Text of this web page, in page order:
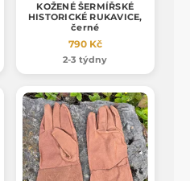
KOŽENÉ ŠERMÍŘSKÉ
HISTORICKÉ RUKAVICE,
černé
790 Kč
2-3 týdny